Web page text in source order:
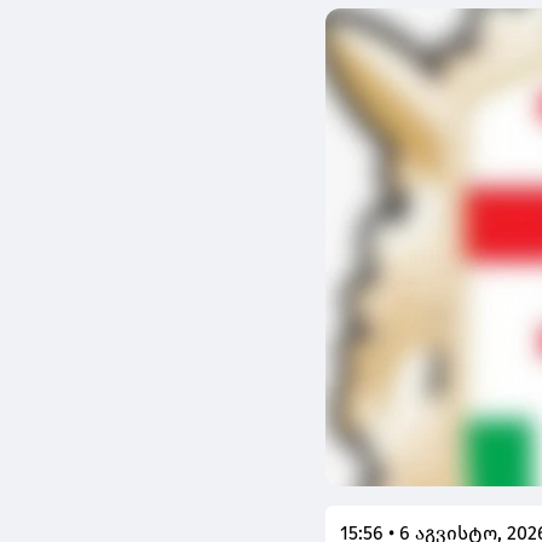
15:56 • 6 აგვისტო,